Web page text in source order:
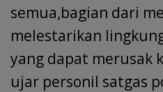
semua,bagian dari
melestarikan
yang dapat merusak
ujar personil satgas